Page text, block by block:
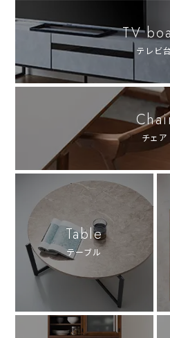
TV
テレビ台
チェア
Table
テーブル